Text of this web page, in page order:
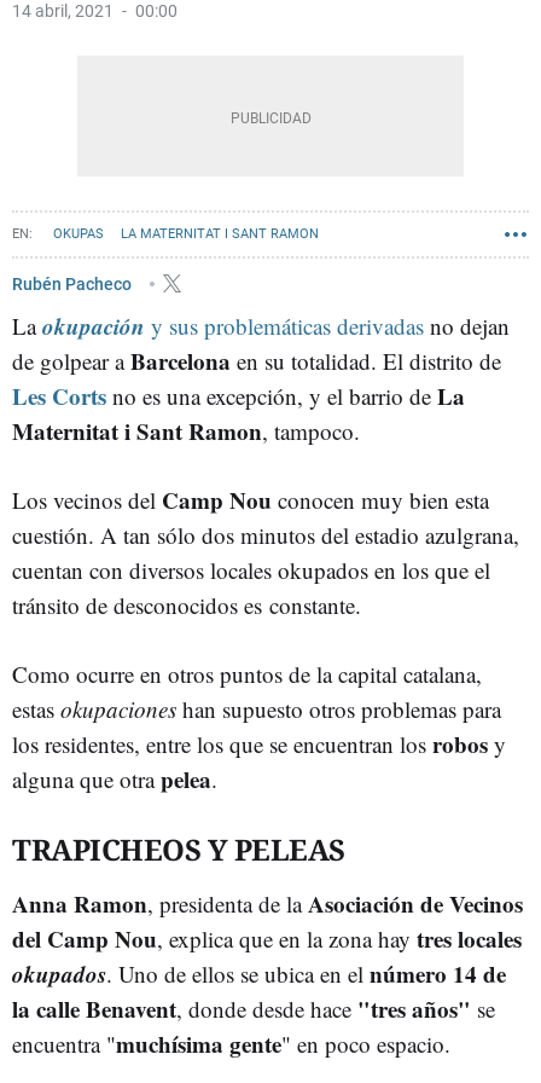
14 abril, 2021 00:00
OKUPAS LA MATERNITAT I SANT RAMON
Rubén Pacheco
La okupación y sus problemáticas derivadas no dejan
de golpear aBarcelona en su totalidad. El distrito de
Les Corts no es una excepción, y el barrio de La
Maternitat i Sant Ramon, tampoco.
Los vecinos del Camp Nou conocen muy bien esta
cuestión. A tan sólo dos minutos del estadio azulgrana,
cuentan con diversos locales okupados en los que el
tránsito de desconocidos es constante.
Como ocurre en otros puntos de la capital catalana,
estas okupaciones han supuesto otros problemas para
los residentes, entre los que se encuentran los robos y
alguna que otrapelea.
TRAPICHEOS Y PELEAS
Anna Ramon, presidenta de laAsociación de Vecinos
del Camp Nou, explica que en la zona hay tres locales
okupados. Uno de ellos se ubica en el número 14 de
la calle Benavent, donde desde hace "tres años" se
encuentra "muchísima gente" en poco espacio.